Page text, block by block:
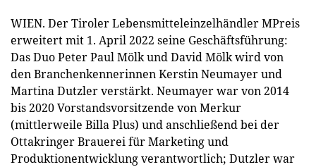
WIEN. Der Tiroler Lebensmitteleinzelhändler MPreis
erweitert mit 1. April 2022 seine Geschäftsführung:
Das Duo Peter Paul Mölk und David Mölk wird von
den Branchenkennerinnen Kerstin Neumayer und
Martina Dutzler verstärkt. Neumayer war von 2014
bis 2020 Vorstandsvorsitzende von Merkur
(mittlerweile Billa Plus) und anschließend bei der
Ottakringer Brauerei für Marketing und
Produktionentwicklung verantwortlich; Dutzler war